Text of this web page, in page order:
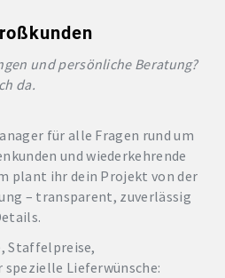
und persönliche Beratung?
da.
für alle Fragen rund um
und wiederkehrende
plant ihr dein Projekt von der
– transparent, zuverlässig
Staffelpreise,
Lieferwünsche: